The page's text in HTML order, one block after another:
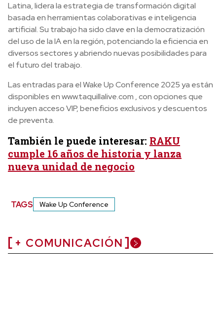
Latina, lidera la estrategia de transformación digital
basada en herramientas colaborativas e inteligencia
artificial. Su trabajo ha sido clave en la democratización
del uso de la IA en la región, potenciando la eficiencia en
diversos sectores y abriendo nuevas posibilidades para
el futuro del trabajo.
Las entradas para el Wake Up Conference 2025 ya están
disponibles en www.taquillalive.com , con opciones que
incluyen acceso VIP, beneficios exclusivos y descuentos
de preventa.
También le puede interesar: RAKU
cumple 16 años de historia y lanza
nueva unidad de negocio
TAGS Wake Up Conference
+ COMUNICACIÓN